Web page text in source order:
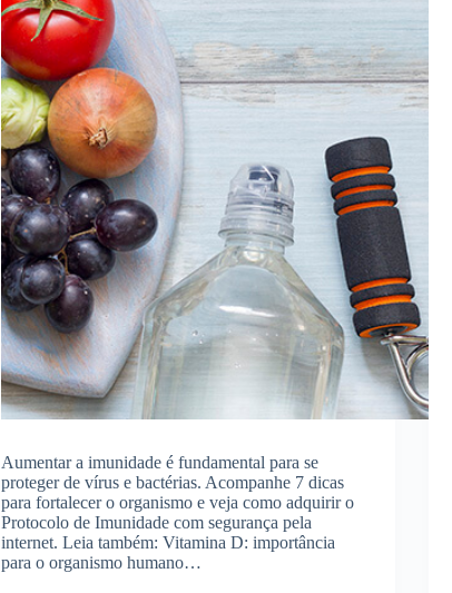
Aumentar a imunidade é fundamental para se
proteger de vírus e bactérias. Acompanhe 7 dicas
para fortalecer o organismo e veja como adquirir o
Protocolo de Imunidade com segurança pela
internet. Leia também: Vitamina D: importância
para o organismo humano…